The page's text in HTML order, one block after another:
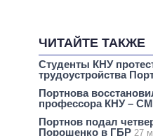
ЧИТАЙТЕ ТАКЖЕ
Студенты КНУ
трудоустройства
Портнова
профессора КНУ –
Портнов подал
Порошенко в ГБР 27